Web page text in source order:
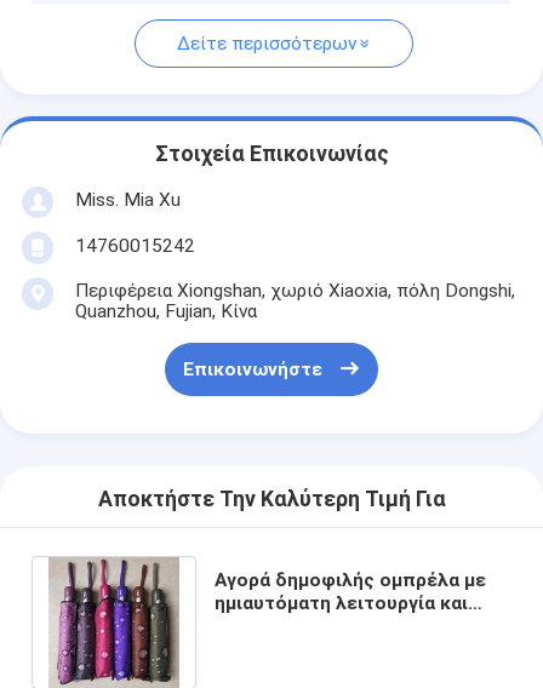
Δείτε περισσότερων
Στοιχεία Επικοινωνίας
Miss. Mia Xu
14760015242
Περιφέρεια Xiongshan, χωριό Xiaoxia, πόλη Dongshi,
Quanzhou, Fujian, Κίνα
Επικοινωνήστε
Αποκτήστε Την Καλύτερη Τιμή Για
Αγορά δημοφιλής ομπρέλα με
ημιαυτόματη λειτουργία και